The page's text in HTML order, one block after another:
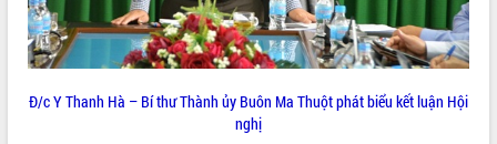
Đ/c Y Thanh Hà – Bí thư Thành ủy Buôn Ma Thuột phát biểu kết luận Hội
nghị